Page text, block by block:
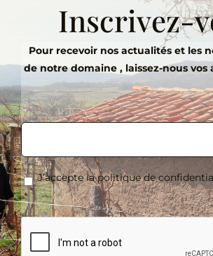
Inscrivez-
Pour recevoir nos actualités et les
de notre domaine , laissez-nous vos
E-
mail
RGPD *
J’accepte la politique de
*
CAPTCHA